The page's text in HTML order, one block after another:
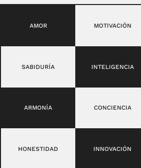
AMOR MOTIVACIÓN
SABIDURÍA INTELIGENCIA
ARMONÍA CONCIENCIA
HONESTIDAD INNOVACIÓN